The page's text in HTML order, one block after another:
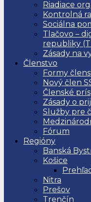
Riadiace
Kontrolná
Sociálna
Tlačovo –
republiky
Zásady na
Členstvo
Formy
Nový člen
Členské
Zásady o
Služby pre
Fórum
Regióny
Banská
Košice
Nitra
Prešov
Trenčín